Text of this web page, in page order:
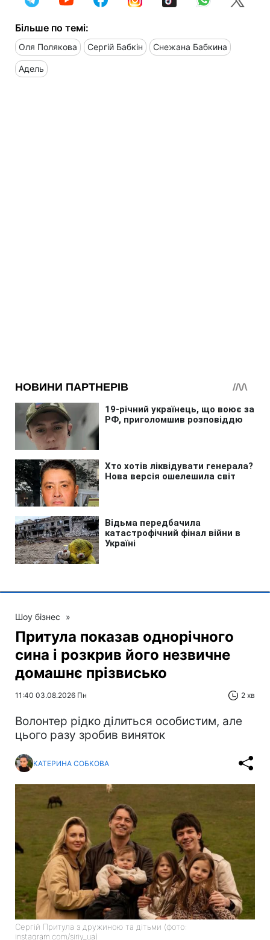
Більше по темі:
Оля Полякова Сергій Бабкін Снежана Бабкина
Адель
Шоу бізнес »
Притула показав однорічного
сина і розкрив його незвичне
домашнє прізвисько
11:40 03.08.2026 Пн 2 хв
Волонтер рідко ділиться особистим, але
цього разу зробив виняток
КАТЕРИНА СОБКОВА
Сергій Притула з дружиною та дітьми (фото:
instagram.com/siriy_ua)